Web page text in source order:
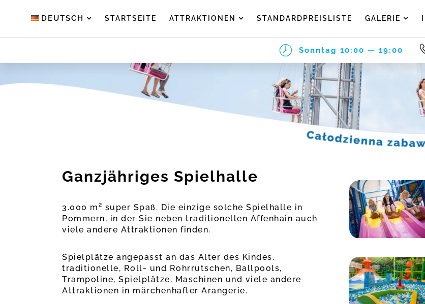
DEUTSCH STARTSEITE ATTRAKTIONEN STANDARDPREISLISTE GALERIE
Sonntag 10:00 — 19:00
Ganzjähriges Spielhalle
3.000 m² super Spaß. Die einzige solche Spielhalle in
Pommern, in der Sie neben traditionellen Affenhain auch
viele andere Attraktionen finden.
Spielplätze angepasst an das Alter des Kindes,
traditionelle, Roll- und Rohrrutschen, Ballpools,
Trampoline, Spielplätze, Maschinen und viele andere
Attraktionen in märchenhafter Arangerie.